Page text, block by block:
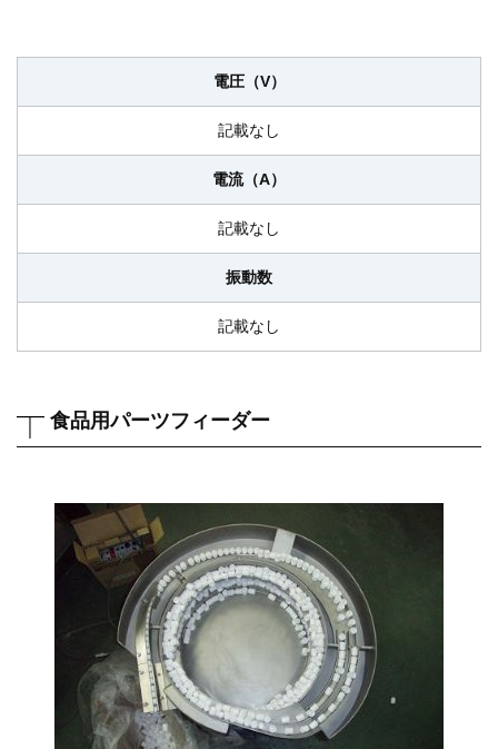
電圧（V）
記載なし
電流（A）
記載なし
振動数
記載なし
食品用パーツフィーダー